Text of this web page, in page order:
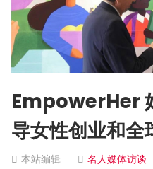
EmpowerHer
导女性创业和全
本站编辑 名人媒体访谈